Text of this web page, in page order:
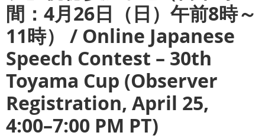
間：4月26日（日）午前8時～
11時） / Online Japanese
Speech Contest – 30th
Toyama Cup (Observer
Registration, April 25,
4:00–7:00 PM PT)